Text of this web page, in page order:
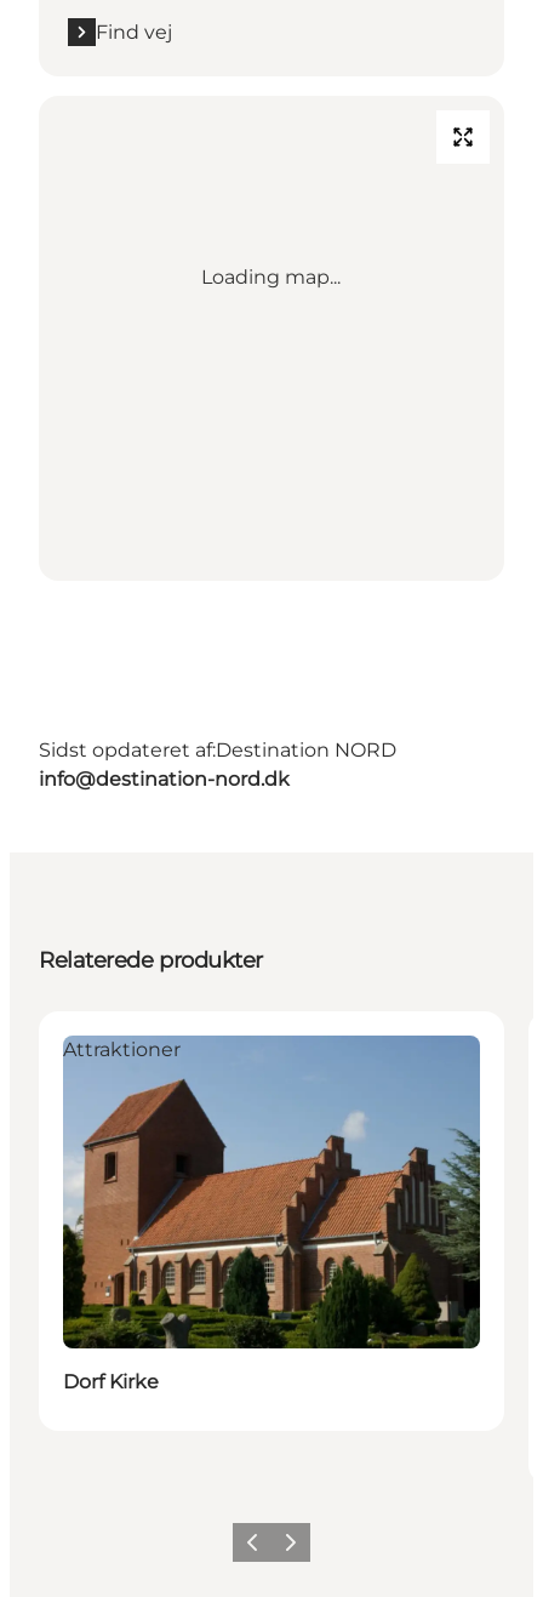
Find vej
Loading map...
Sidst opdateret af:Destination NORD
info@destination-nord.dk
Relaterede produkter
Attraktioner
Dorf Kirke
ForrigeNæste